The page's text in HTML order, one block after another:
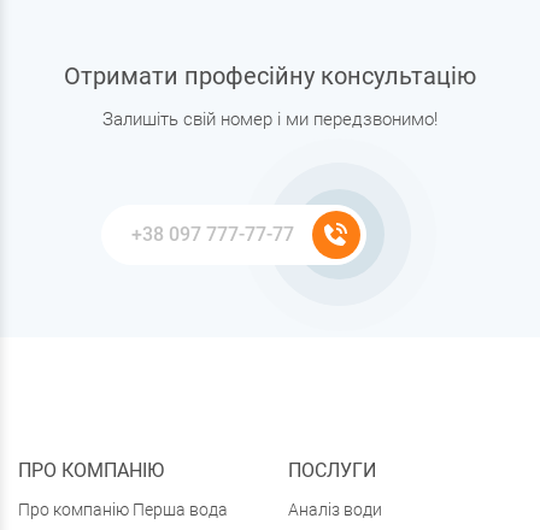
Отримати професійну консультацію
Залишіть свій номер і ми передзвонимо!
ПРО КОМПАНІЮ
Про компанію Перша вода
ПОСЛУГИ
Аналіз води